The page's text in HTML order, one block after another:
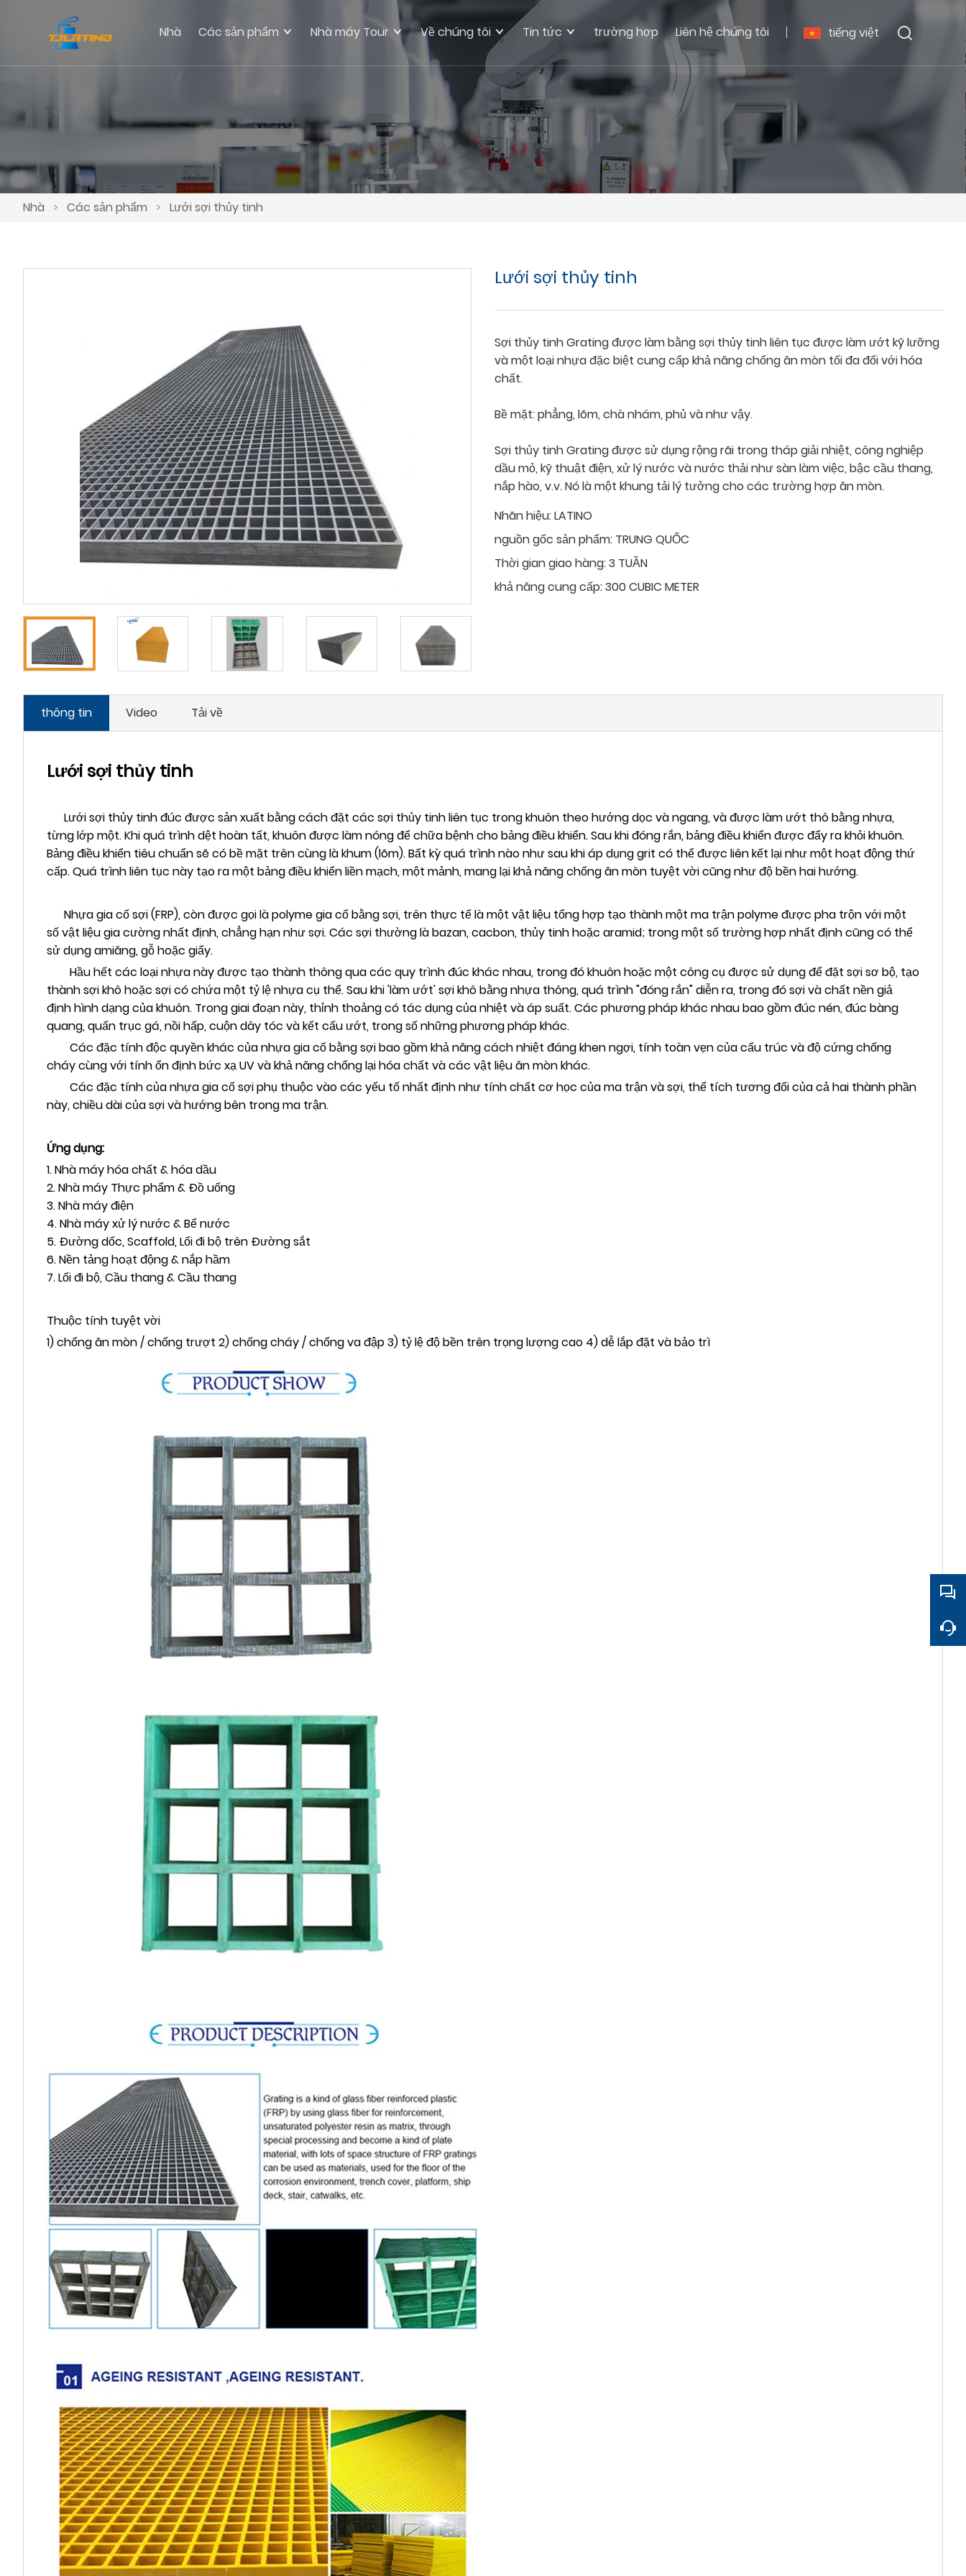
tiếng việt
Nhà Các sản phẩm Nhà máy Tour Về chúng tôi Tin tức trường hợp Liên hệ chúng tôi
Nhà > Các sản phẩm > Lưới sợi thủy tinh
Lưới sợi thủy tinh
Sợi thủy tinh Grating được làm bằng sợi thủy tinh liên tục được làm ướt kỹ lưỡng
và một loại nhựa đặc biệt cung cấp khả năng chống ăn mòn tối đa đối với hóa
chất.
Bề mặt: phẳng, lõm, chà nhám, phủ và như vậy.
Sợi thủy tinh Grating được sử dụng rộng rãi trong tháp giải nhiệt, công nghiệp
dầu mỏ, kỹ thuật điện, xử lý nước và nước thải như sàn làm việc, bậc cầu thang,
nắp hào, v.v. Nó là một khung tải lý tưởng cho các trường hợp ăn mòn.
Nhãn hiệu:LATINO
nguồn gốc sản phẩm: TRUNG QUỐC
Thời gian giao hàng:3 TUẦN
khả năng cung cấp:300 CUBIC METER
thông tin Video Tải về
Lưới sợi thủy tinh
Lưới sợi thủy tinh đúc được sản xuất bằng cách đặt các sợi thủy tinh liên tục trong khuôn theo hướng dọc và ngang, và được làm ướt thô bằng nhựa,
từng lớp một. Khi quá trình dệt hoàn tất, khuôn được làm nóng để chữa bệnh cho bảng điều khiển. Sau khi đóng rắn, bảng điều khiển được đẩy ra khỏi khuôn.
Bảng điều khiển tiêu chuẩn sẽ có bề mặt trên cùng là khum (lõm). Bất kỳ quá trình nào như sau khi áp dụng grit có thể được liên kết lại như một hoạt động thứ
cấp. Quá trình liên tục này tạo ra một bảng điều khiển liền mạch, một mảnh, mang lại khả năng chống ăn mòn tuyệt vời cũng như độ bền hai hướng.
Nhựa gia cố sợi (FRP), còn được gọi là polyme gia cố bằng sợi, trên thực tế là một vật liệu tổng hợp tạo thành một ma trận polyme được pha trộn với một
số vật liệu gia cường nhất định, chẳng hạn như sợi. Các sợi thường là bazan, cacbon, thủy tinh hoặc aramid; trong một số trường hợp nhất định cũng có thể
sử dụng amiăng, gỗ hoặc giấy.
Hầu hết các loại nhựa này được tạo thành thông qua các quy trình đúc khác nhau, trong đó khuôn hoặc một công cụ được sử dụng để đặt sợi sơ bộ, tạo
thành sợi khô hoặc sợi có chứa một tỷ lệ nhựa cụ thể. Sau khi 'làm ướt' sợi khô bằng nhựa thông, quá trình "đóng rắn" diễn ra, trong đó sợi và chất nền giả
định hình dạng của khuôn. Trong giai đoạn này, thỉnh thoảng có tác dụng của nhiệt và áp suất. Các phương pháp khác nhau bao gồm đúc nén, đúc bàng
quang, quấn trục gá, nồi hấp, cuộn dây tóc và kết cấu ướt, trong số những phương pháp khác.
Các đặc tính độc quyền khác của nhựa gia cố bằng sợi bao gồm khả năng cách nhiệt đáng khen ngợi, tính toàn vẹn của cấu trúc và độ cứng chống
cháy cùng với tính ổn định bức xạ UV và khả năng chống lại hóa chất và các vật liệu ăn mòn khác.
Các đặc tính của nhựa gia cố sợi phụ thuộc vào các yếu tố nhất định như tính chất cơ học của ma trận và sợi, thể tích tương đối của cả hai thành phần
này, chiều dài của sợi và hướng bên trong ma trận.
Ứng dụng:
1. Nhà máy hóa chất & hóa dầu
2. Nhà máy Thực phẩm & Đồ uống
3. Nhà máy điện
4. Nhà máy xử lý nước & Bể nước
5. Đường dốc, Scaffold, Lối đi bộ trên Đường sắt
6. Nền tảng hoạt động & nắp hầm
7. Lối đi bộ, Cầu thang & Cầu thang
Thuộc tính tuyệt vời
1) chống ăn mòn / chống trượt 2) chống cháy / chống va đập 3) tỷ lệ độ bền trên trọng lượng cao 4) dễ lắp đặt và bảo trì